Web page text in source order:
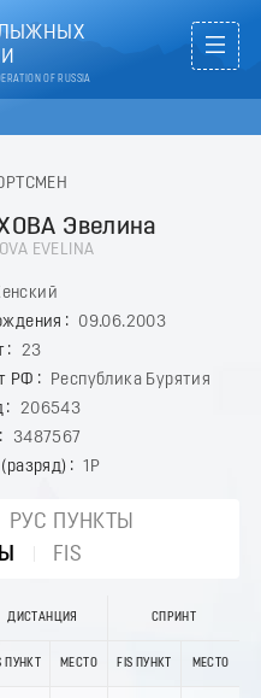
OF RUSSIA
Эвелина
EVELINA
09.06.2003
23
РФ
Республика Бурятия
206543
3487567
1Р
РУС ПУНКТЫ
FIS
ДИСТАНЦИЯ СПРИНТ
ПУНКТ МЕСТО FIS ПУНКТ МЕСТО